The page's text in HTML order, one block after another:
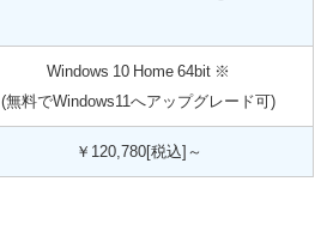
Windows 10 Home 64bit ※
(無料でWindows11へアップグレード可)
￥120,780[税込]～